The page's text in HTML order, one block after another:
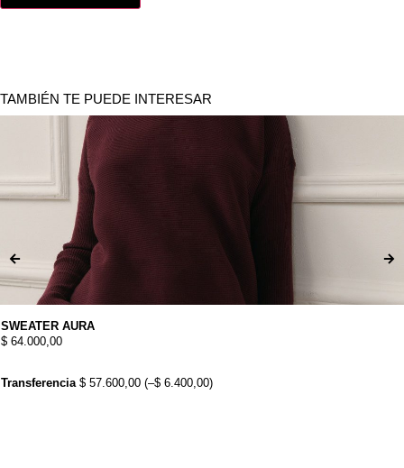
TAMBIÉN TE PUEDE INTERESAR
SWEATER AURA
$ 64.000,00
Transferencia $ 57.600,00 (–$ 6.400,00)